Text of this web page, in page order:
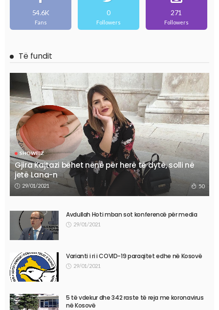
54.6K
Fans
0
Followers
271
Followers
Të fundit
SHOWBIZ
Gjira Kajtazi bëhet nënë për herë të dytë, solli në
jetë Lana-n
29/01/2021 50
Avdullah Hoti mban sot konferencë për media
29/01/2021
Varianti i ri i COVID-19 paraqitet edhe në Kosovë
29/01/2021
5 të vdekur dhe 342 raste të reja me koronavirus
në Kosovë